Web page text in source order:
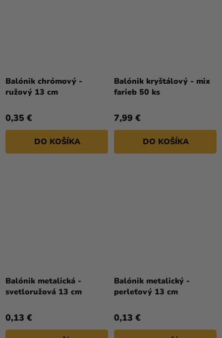
Balónik chrómový -
ružový 13 cm
0,35 €
DO KOŠÍKA
Balónik kryštálový - mix
farieb 50 ks
7,99 €
DO KOŠÍKA
Balónik metalická -
svetloružová 13 cm
0,13 €
Balónik metalický -
perleťový 13 cm
0,13 €